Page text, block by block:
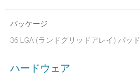
パッケージ
36 LGA (ランドグリッドアレイ) パッド
ハードウェア